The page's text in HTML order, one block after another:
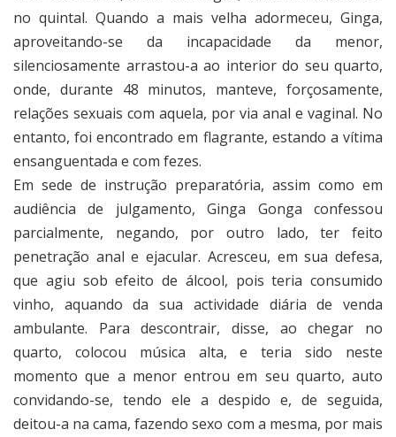
no quintal. Quando a mais velha adormeceu, Ginga,
aproveitando-se da incapacidade da menor,
silenciosamente arrastou-a ao interior do seu quarto,
onde, durante 48 minutos, manteve, forçosamente,
relações sexuais com aquela, por via anal e vaginal. No
entanto, foi encontrado em flagrante, estando a vítima
ensanguentada e com fezes.
Em sede de instrução preparatória, assim como em
audiência de julgamento, Ginga Gonga confessou
parcialmente, negando, por outro lado, ter feito
penetração anal e ejacular. Acresceu, em sua defesa,
que agiu sob efeito de álcool, pois teria consumido
vinho, aquando da sua actividade diária de venda
ambulante. Para descontrair, disse, ao chegar no
quarto, colocou música alta, e teria sido neste
momento que a menor entrou em seu quarto, auto
convidando-se, tendo ele a despido e, de seguida,
deitou-a na cama, fazendo sexo com a mesma, por mais